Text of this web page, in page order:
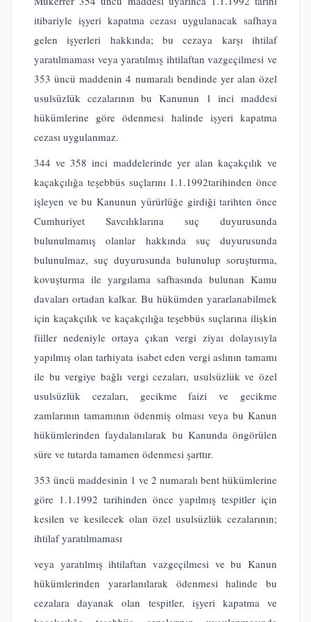
itibariyle işyeri kapatma cezası uygulanacak safhaya
gelen işyerleri hakkında; bu cezaya karşı ihtilaf
yaratılmaması veya yaratılmış ihtilaftan vazgeçilmesi ve
353 üncü maddenin 4 numaralı bendinde yer alan özel
usulsüzlük cezalarının bu Kanunun 1 inci maddesi
hükümlerine göre ödenmesi halinde işyeri kapatma
cezası uygulanmaz.
344 ve 358 inci maddelerinde yer alan kaçakçılık ve
kaçakçılığa teşebbüs suçlarını 1.1.1992tarihinden önce
işleyen ve bu Kanunun yürürlüğe girdiği tarihten önce
Cumhuriyet Savcılıklarına suç duyurusunda
bulunulmamış olanlar hakkında suç duyurusunda
bulunulmaz, suç duyurusunda bulunulup soruşturma,
kovuşturma ile yargılama safhasında bulunan Kamu
davaları ortadan kalkar. Bu hükümden yararlanabilmek
için kaçakçılık ve kaçakçılığa teşebbüs suçlarına ilişkin
fiiller nedeniyle ortaya çıkan vergi ziyaı dolayısıyla
yapılmış olan tarhiyata isabet eden vergi aslının tamamı
ile bu vergiye bağlı vergi cezaları, usulsüzlük ve özel
usulsüzlük cezaları, gecikme faizi ve gecikme
zamlarının tamamının ödenmiş olması veya bu Kanun
hükümlerinden faydalanılarak bu Kanunda öngörülen
süre ve tutarda tamamen ödenmesi şarttır.
353 üncü maddesinin 1 ve 2 numaralı bent hükümlerine
göre 1.1.1992 tarihinden önce yapılmış tespitler için
kesilen ve kesilecek olan özel usulsüzlük cezalarının;
ihtilaf yaratılmaması
veya yaratılmış ihtilaftan vazgeçilmesi ve bu Kanun
hükümlerinden yararlanılarak ödenmesi halinde bu
cezalara dayanak olan tespitler, işyeri kapatma ve